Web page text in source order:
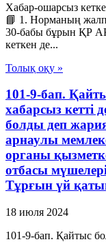
Хабар-ошарсыз
📘 1. Норманың
30-бабы бұрын ҚР
кеткен де...
Толық оқу »
101-9-бап.
хабарсыз кетті
болды деп
арнаулы
органы
отбасы
Тұрғын үй
18 июля 2024
101-9-бап. Қайтыс